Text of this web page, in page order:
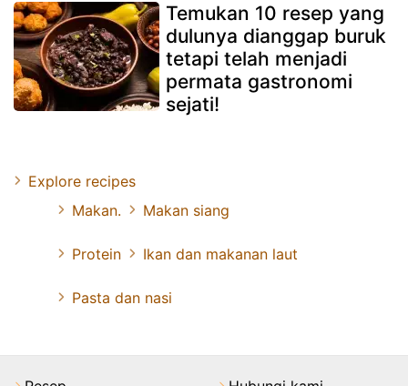
Temukan 10 resep yang
dulunya dianggap buruk
tetapi telah menjadi
permata gastronomi
sejati!
Explore recipes
Makan.
Makan siang
Protein Ikan dan makanan laut
Pasta dan nasi